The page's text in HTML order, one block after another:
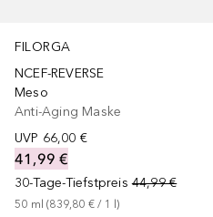
FILORGA
NCEF-REVERSE
Meso
Anti-Aging Maske
UVP 66,00 €
41,99 €
30-Tage-Tiefstpreis 44,99 €
50 ml (839,80 € / 1 l)